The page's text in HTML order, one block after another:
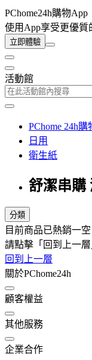
PChome24h購物App
使用App享受更優質
立即體驗
活動館
PChome 24h購
日用
衛生紙
舒潔串購
分類
目前商品已熱銷一空
請點擊「回到上一
回到上一層
關於PChome24h
顧客權益
其他服務
企業合作